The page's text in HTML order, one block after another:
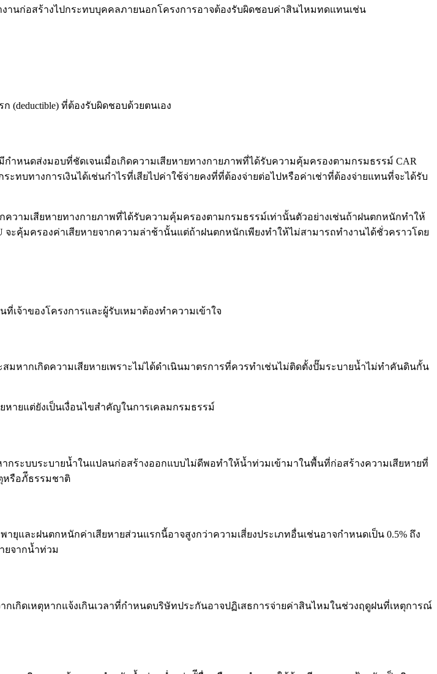
นก่อสร้างไปกระทบบุคคลภายนอกโครงการอาจต้องรับผิดชอบค่าสินไหมทดแทนเช่น
(deductible) ที่ต้องรับผิดชอบด้วยตนเอง
กำหนดส่งมอบที่ชัดเจนเมื่อเกิดความเสียหายทางกายภาพที่ได้รับความคุ้มครองตามกรมธรรม์ CAR
ทบทางการเงินได้เช่นกำไรที่เสียไปค่าใช้จ่ายคงที่ที่ต้องจ่ายต่อไปหรือค่าเช่าที่ต้องจ่ายแทนที่จะได้รับ
วามเสียหายทางกายภาพที่ได้รับความคุ้มครองตามกรมธรรม์เท่านั้นตัวอย่างเช่นถ้าฝนตกหนักทำให้
ะคุ้มครองค่าเสียหายจากความล่าช้านั้นแต่ถ้าฝนตกหนักเพียงทำให้ไม่สามารถทำงานได้ชั่วคราวโดย
เจ้าของโครงการและผู้รับเหมาต้องทำความเข้าใจ
หากเกิดความเสียหายเพราะไม่ได้ดำเนินมาตรการที่ควรทำเช่นไม่ติดตั้งปั๊มระบายน้ำไม่ทำคันดินกั้น
หายแต่ยังเป็นเงื่อนไขสำคัญในการเคลมกรมธรรม์
กระบบระบายน้ำในแปลนก่อสร้างออกแบบไม่ดีพอทำให้น้ำท่วมเข้ามาในพื้นที่ก่อสร้างความเสียหายที่
หรือภัีธรรมชาติ
และฝนตกหนักค่าเสียหายส่วนแรกนี้อาจสูงกว่าความเสี่ยงประเภทอื่นเช่นอาจกำหนดเป็น 0.5% ถึง
ยจากน้ำท่วม
เกิดเหตุหากแจ้งเกินเวลาที่กำหนดบริษัทประกันอาจปฏิเสธการจ่ายค่าสินไหมในช่วงฤดูฝนที่เหตุการณ์